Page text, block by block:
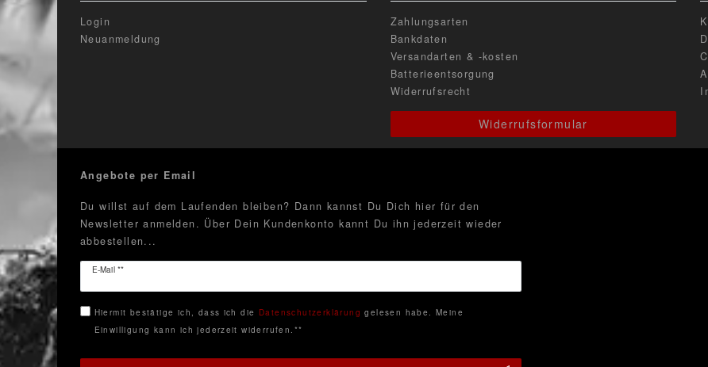
Login
Neuanmeldung
Zahlungsarten
Bankdaten
Versandarten & -kosten
Batterieentsorgung
Widerrufsrecht
Widerrufsformular
Angebote per Email
Du willst auf dem Laufenden bleiben? Dann kannst Du Dich hier für den
Newsletter anmelden. Über Dein Kundenkonto kannt Du ihn jederzeit wieder
abbestellen...
E-Mail **
Newsletter
Hiermit bestätige ich, dass ich die Daten­schutz­erklärung gelesen habe. Meine
Einwilligung kann ich jederzeit widerrufen.**